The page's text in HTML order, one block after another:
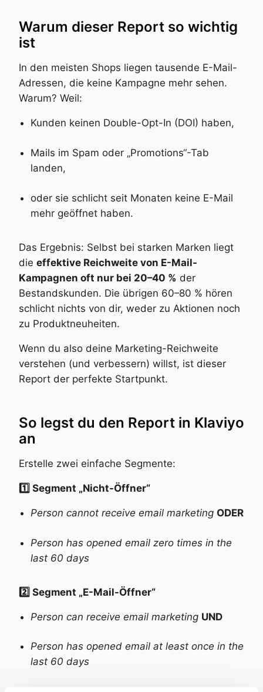
Warum dieser Report so wichtig
ist
In den meisten Shops liegen tausende E-Mail-
Adressen, die keine Kampagne mehr sehen.
Warum? Weil:
Kunden keinen Double-Opt-In (DOI) haben,
Mails im Spam oder „Promotions“-Tab
landen,
oder sie schlicht seit Monaten keine E-Mail
mehr geöffnet haben.
Das Ergebnis: Selbst bei starken Marken liegt
die effektive Reichweite von E-Mail-
Kampagnen oft nur bei 20–40 % der
Bestandskunden. Die übrigen 60–80 % hören
schlicht nichts von dir, weder zu Aktionen noch
zu Produktneuheiten.
Wenn du also deine Marketing-Reichweite
verstehen (und verbessern) willst, ist dieser
Report der perfekte Startpunkt.
So legst du den Report in Klaviyo
an
Erstelle zwei einfache Segmente:
1️⃣ Segment „Nicht-Öffner“
Person cannot receive email marketing ODER
Person has opened email zero times in the
last 60 days
2️⃣ Segment „E-Mail-Öffner“
Person can receive email marketing UND
Person has opened email at least once in the
last 60 days